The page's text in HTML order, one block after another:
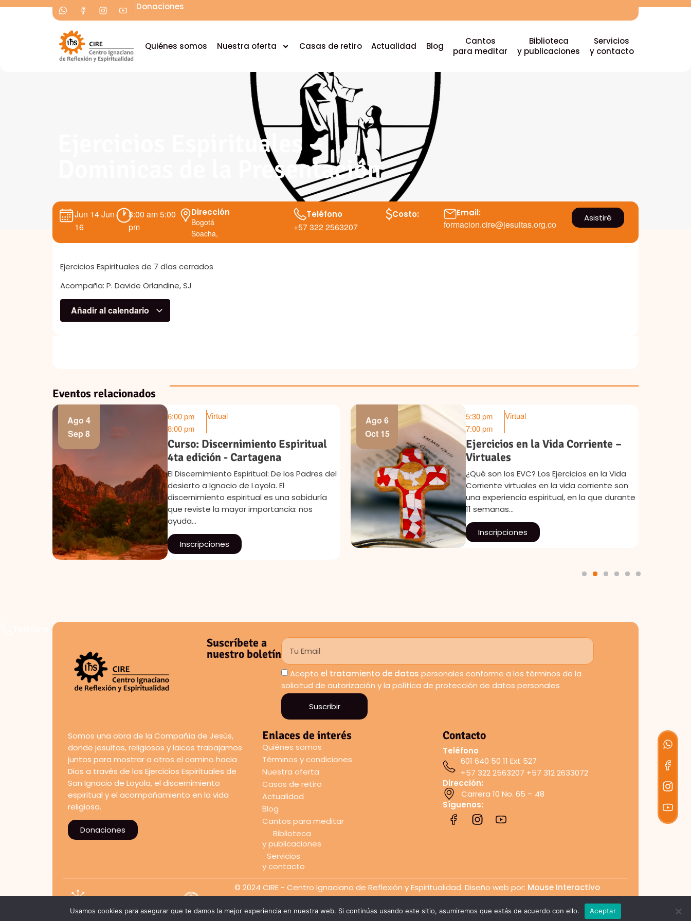
Donaciones
Quiénes somos Nuestra oferta Casas de retiro Actualidad Blog
Cantos
para meditar
Biblioteca
y publicaciones
Servicios
y contacto
Ejercicios Espirituales –
Dominicas de la Presentación
Jun 14Jun
16
8:00 am5:00
pm
Dirección
Bogotá
Soacha,
Teléfono
+57 322 2563207
Costo: Email:
formacion.cire@jesuitas.org.co
Asistiré
Ejercicios Espirituales de 7 días cerrados
Acompaña: P. Davide Orlandine, SJ
Añadir al calendario
Eventos relacionados
Ago 4
Sep 8
6:00 pm
8:00 pm
Virtual
Curso: Discernimiento Espiritual
4ta edición - Cartagena
El Discernimiento Espiritual: De los Padres del
desierto a Ignacio de Loyola. El
discernimiento espiritual es una sabiduría
que reviste la mayor importancia: nos
ayuda…
Inscripciones
Ago 6
Oct 15
5:30 pm
7:00 pm
Virtual
Ejercicios en la Vida Corriente –
Virtuales
¿Qué son los EVC? Los Ejercicios en la Vida
Corriente virtuales en la vida corriente son
una experiencia espiritual, en la que durante
11 semanas…
Inscripciones
3 4 5 6
Suscríbete a
nuestro boletín
Acepto el tratamiento de datos personales conforme a los términos de la
solicitud de autorización y la política de protección de datos personales
Suscribir
Somos una obra de la Compañía de Jesús,
donde jesuitas, religiosos y laicos trabajamos
juntos para mostrar a otros el camino hacia
Dios a través de los Ejercicios Espirituales de
San Ignacio de Loyola, el discernimiento
espiritual y el acompañamiento en la vida
religiosa.
Donaciones
Enlaces de interés
Quiénes somos
Términos y condiciones
Nuestra oferta
Casas de retiro
Actualidad
Blog
Cantos para meditar
Biblioteca
y publicaciones
Servicios
y contacto
Contacto
Teléfono
601 640 50 11 Ext 527
+57 322 2563207 +57 312 2633072
Dirección:
Carrera 10 No. 65 – 48
Síguenos:
© 2024 CIRE - Centro Ignaciano de Reflexión y Espiritualidad. Diseño web por: Mouse Interactivo
Usamos cookies para asegurar que te damos la mejor experiencia en nuestra web. Si continúas usando este sitio, asumiremos que estás de acuerdo con ello. Aceptar